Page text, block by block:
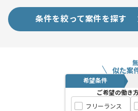
条件を絞って案件を探す
似た案
希望条件
ご希望の働き
フリーランス